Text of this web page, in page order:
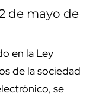
de mayo de
en la Ley
de la sociedad
se